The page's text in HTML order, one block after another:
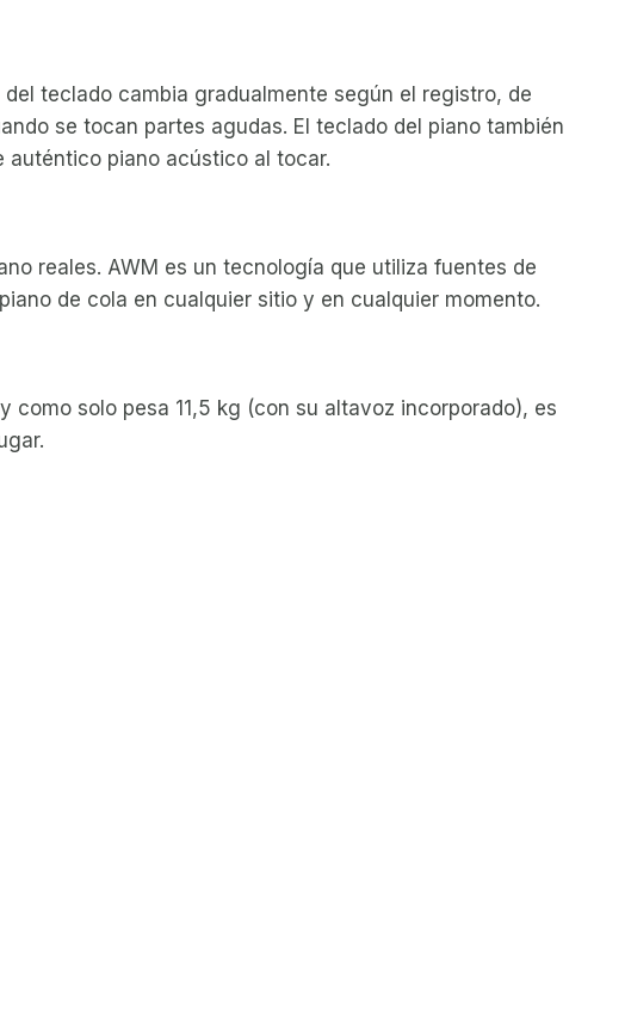
teclado cambia gradualmente según el registro, de
se tocan partes agudas. El teclado del piano también
piano acústico al tocar.
reales. AWM es un tecnología que utiliza fuentes de
de cola en cualquier sitio y en cualquier momento.
solo pesa 11,5 kg (con su altavoz incorporado), es